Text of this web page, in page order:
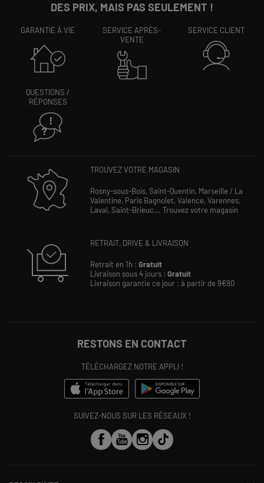
DES PRIX, MAIS PAS SEULEMENT !
GARANTIE À VIE
SERVICE APRÈS-
VENTE
SERVICE CLIENT
QUESTIONS /
RÉPONSES
TROUVEZ VOTRE MAGASIN
Rosny-sous-Bois, Saint-Quentin, Marseille / La
Valentine, Paris Bagnolet, Valence, Varennes,
Laval, Saint-Brieuc... Trouvez votre magasin
RETRAIT, DRIVE & LIVRAISON
Retrait en 1h : Gratuit
Livraison sous 4 jours : Gratuit
Livraison garantie ce jour : à partir de 9€90
RESTONS EN CONTACT
TÉLÉCHARGEZ NOTRE APPLI !
SUIVEZ-NOUS SUR LES RÉSEAUX !